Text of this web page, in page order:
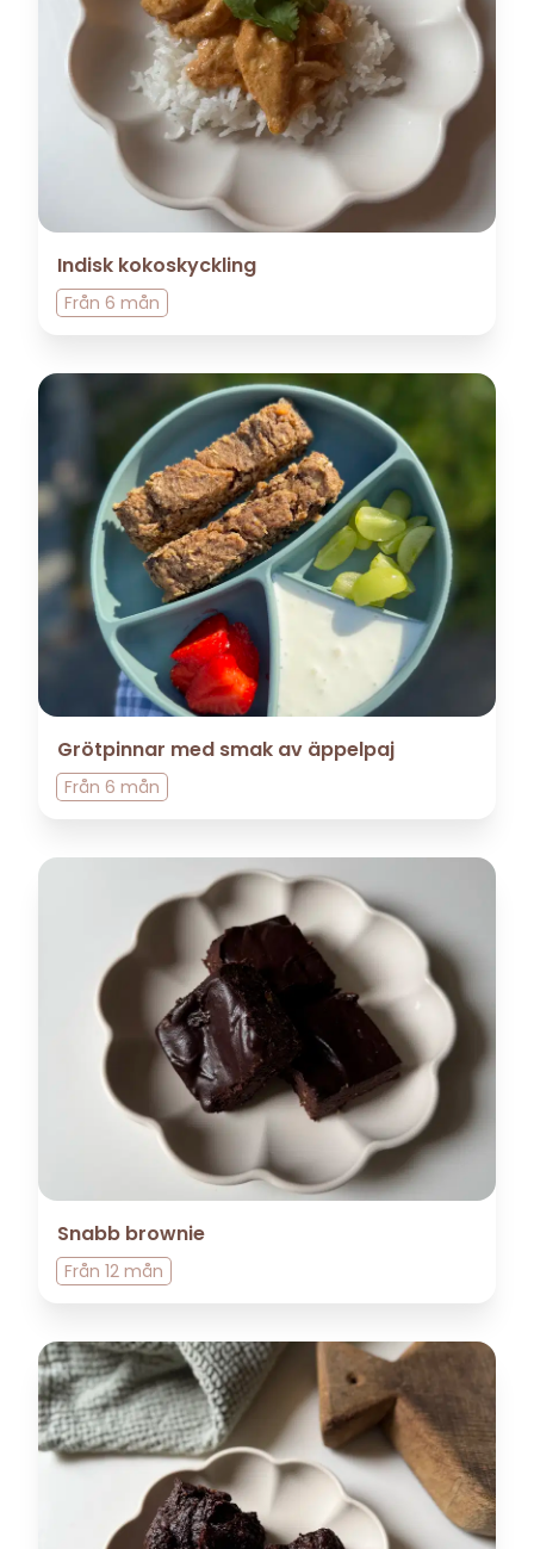
Indisk kokoskyckling
Från 6 mån
Grötpinnar med smak av äppelpaj
Från 6 mån
Snabb brownie
Från 12 mån